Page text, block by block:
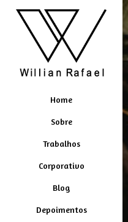
Home
Sobre
Trabalhos
Corporativo
Blog
Depoimentos